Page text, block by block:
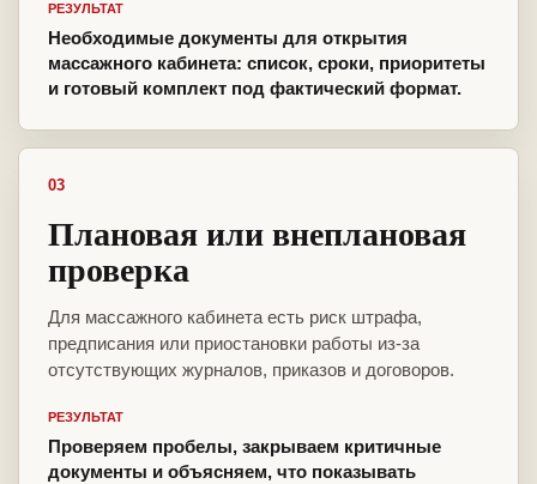
РЕЗУЛЬТАТ
Необходимые документы для открытия
массажного кабинета: список, сроки, приоритеты
и готовый комплект под фактический формат.
03
Плановая или внеплановая
проверка
Для массажного кабинета есть риск штрафа,
предписания или приостановки работы из-за
отсутствующих журналов, приказов и договоров.
РЕЗУЛЬТАТ
Проверяем пробелы, закрываем критичные
документы и объясняем, что показывать